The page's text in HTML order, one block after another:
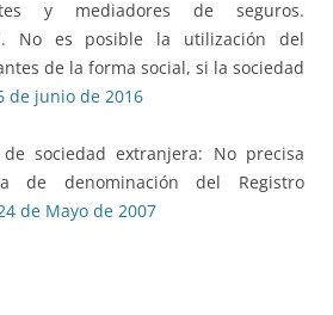
y mediadores de seguros.
No es posible la utilización del
de la forma social, si la sociedad
de junio de 2016
sociedad extranjera: No precisa
de denominación del Registro
de Mayo de 2007